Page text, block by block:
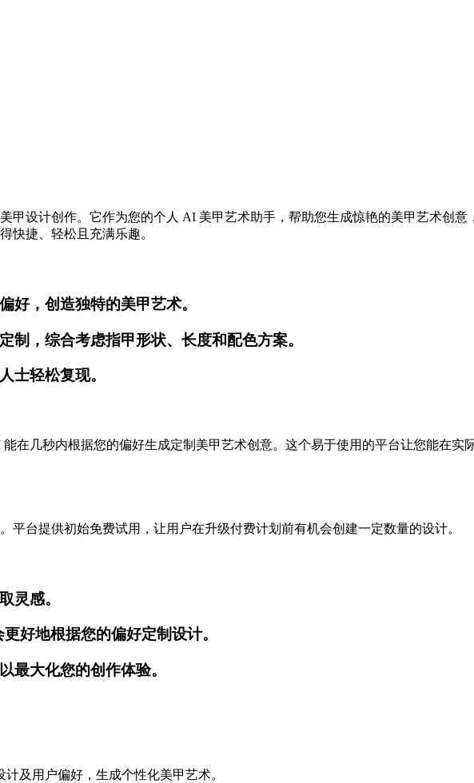
甲设计创作。它作为您的个人 AI 美甲艺术助手，帮助您生成惊艳的美甲艺术创
快捷、轻松且充满乐趣。
好，创造独特的美甲艺术。
制，综合考虑指甲形状、长度和配色方案。
士轻松复现。
在几秒内根据您的偏好生成定制美甲艺术创意。这个易于使用的平台让您能在实
平台提供初始免费试用，让用户在升级付费计划前有机会创建一定数量的设计。
灵感。
好地根据您的偏好定制设计。
最大化您的创作体验。
及用户偏好，生成个性化美甲艺术。